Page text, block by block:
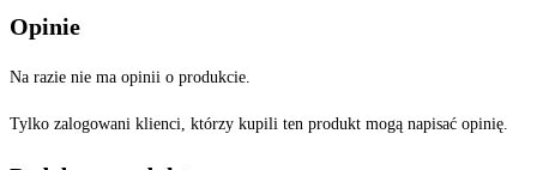
Opinie
Na razie nie ma opinii o produkcie.
Tylko zalogowani klienci, którzy kupili ten produkt mogą napisać opinię.